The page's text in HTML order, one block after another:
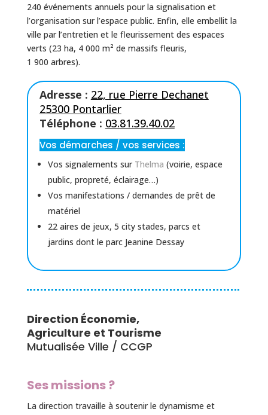
240 événements annuels pour la signalisation et
l’organisation sur l’espace public. Enfin, elle embellit la
ville par l’entretien et le fleurissement des espaces
verts (23 ha, 4 000 m² de massifs fleuris,
1 900 arbres).
Adresse : 22, rue Pierre Dechanet
25300 Pontarlier
Téléphone : 03.81.39.40.02
Vos démarches / vos services :
Vos signalements sur Thelma (voirie, espace
public, propreté, éclairage…)
Vos manifestations / demandes de prêt de
matériel
22 aires de jeux, 5 city stades, parcs et
jardins dont le parc Jeanine Dessay
Direction Économie,
Agriculture et Tourisme
Mutualisée Ville / CCGP
Ses missions ?
La direction travaille à soutenir le dynamisme et